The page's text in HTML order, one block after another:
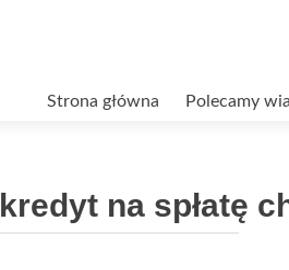
Strona główna Polecamy
kredyt na spłatę